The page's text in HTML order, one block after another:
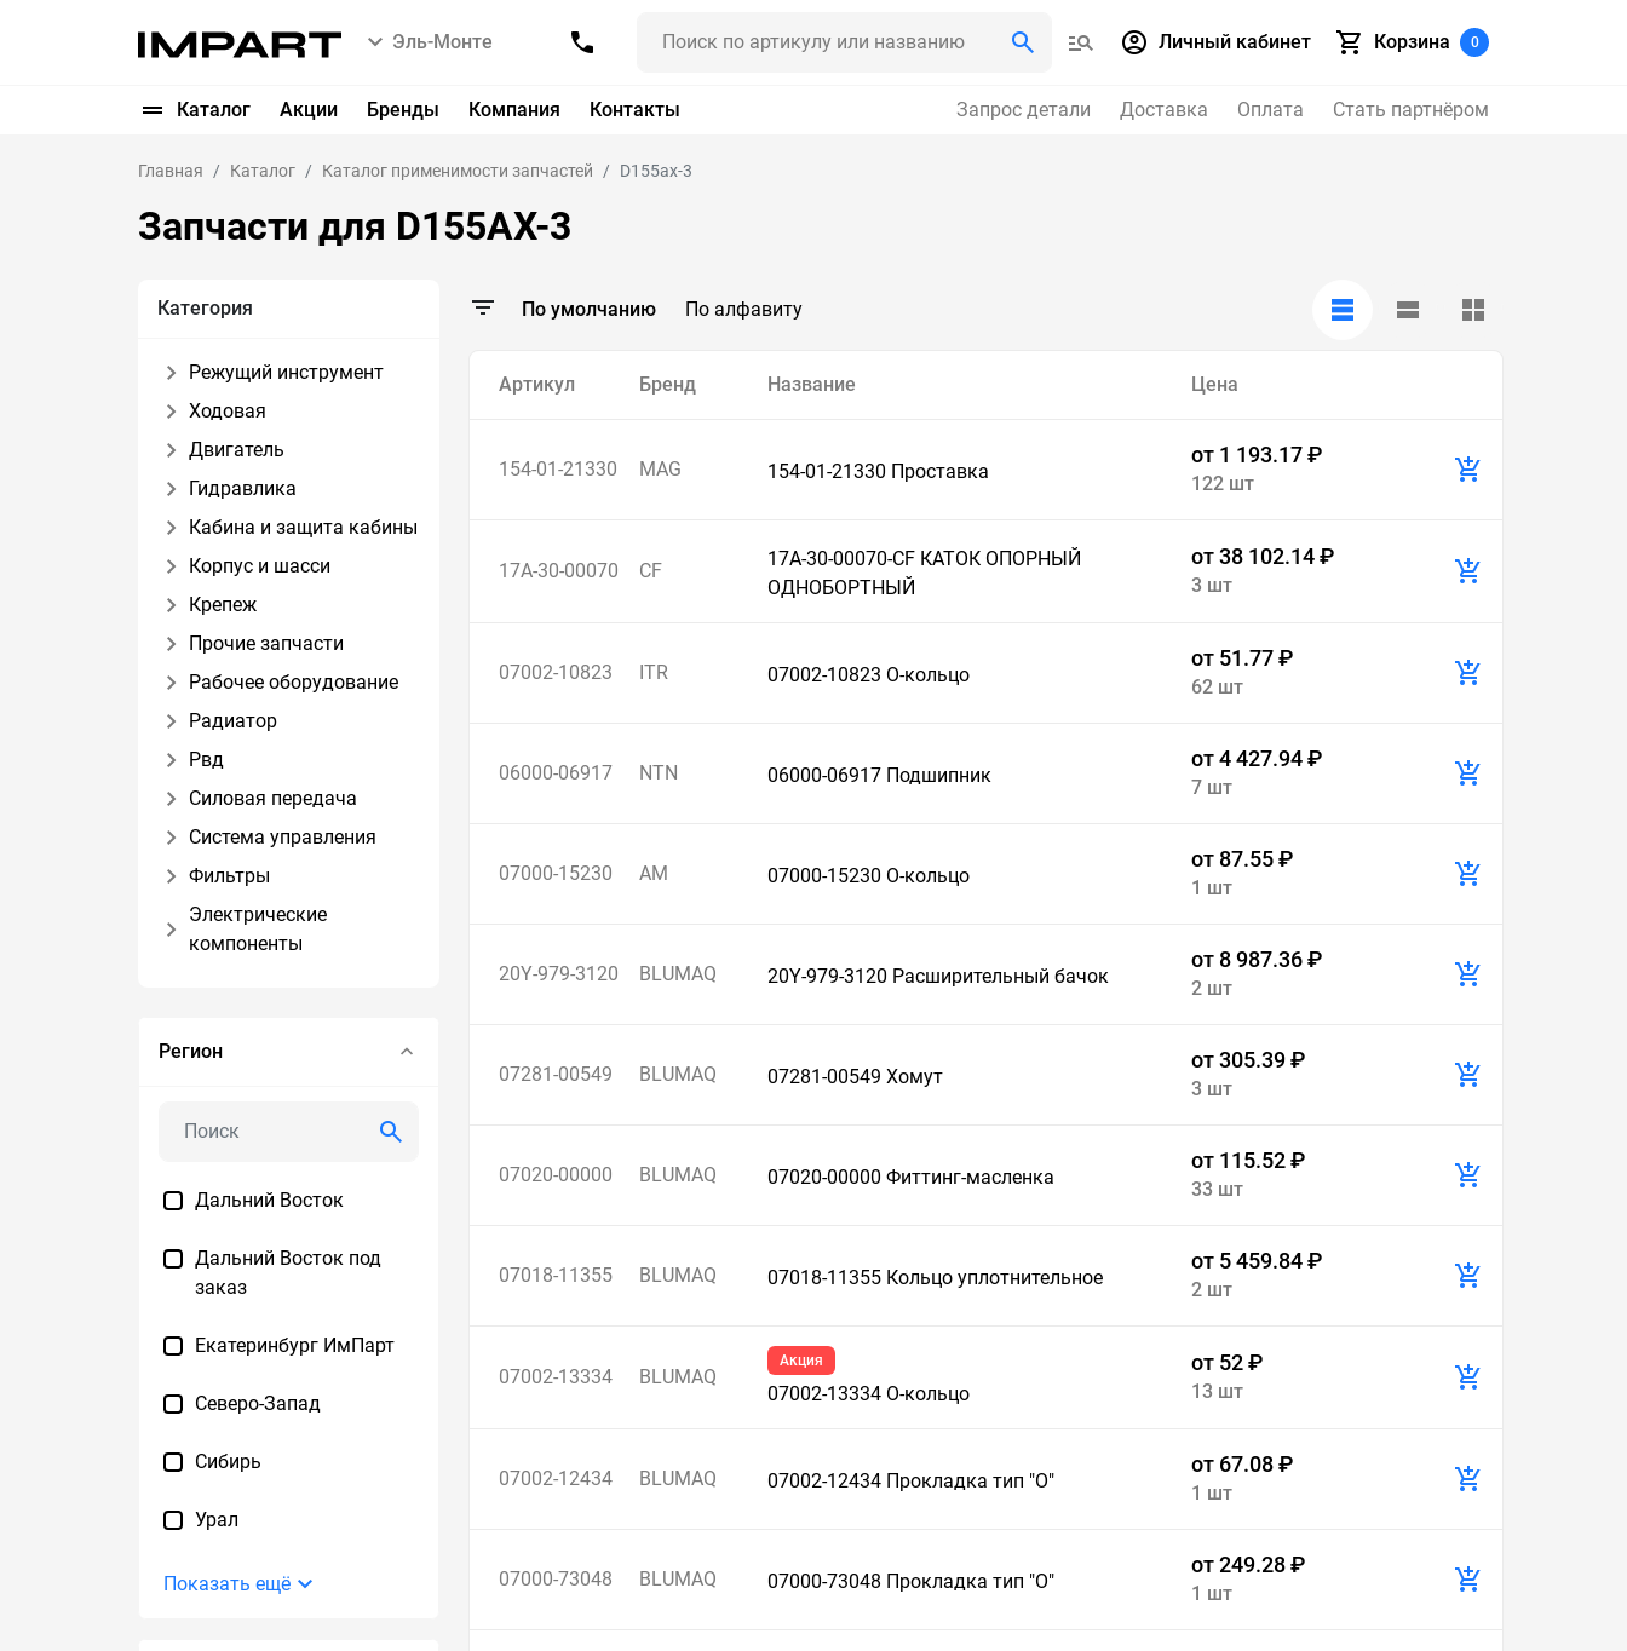
Эль-Монте Личный кабинет Корзина 0
Каталог Акции Бренды Компания Контакты Запрос детали Доставка Оплата Стать партнёром
Главная Каталог Каталог применимости запчастей D155ax-3
Запчасти для D155AX-3
Категория
Режущий инструмент
Ходовая
Двигатель
Гидравлика
Кабина и защита кабины
Корпус и шасси
Крепеж
Прочие запчасти
Рабочее оборудование
Радиатор
Рвд
Силовая передача
Система управления
Фильтры
Электрические
компоненты
Регион
Дальний Восток
Дальний Восток под
заказ
Екатеринбург ИмПарт
Северо-Запад
Сибирь
Урал
Показать ещё
По умолчанию По алфавиту
Артикул Бренд Название Цена
154-01-21330 MAG 154-01-21330 Проставка
от 1 193.17 ₽
122 шт
17A-30-00070 CF
17A-30-00070-CF КАТОК ОПОРНЫЙ
ОДНОБОРТНЫЙ
от 38 102.14 ₽
3 шт
07002-10823 ITR 07002-10823 О-кольцо
от 51.77 ₽
62 шт
06000-06917 NTN 06000-06917 Подшипник
от 4 427.94 ₽
7 шт
07000-15230 AM 07000-15230 О-кольцо
от 87.55 ₽
1 шт
20Y-979-3120 BLUMAQ 20Y-979-3120 Расширительный бачок
от 8 987.36 ₽
2 шт
07281-00549 BLUMAQ 07281-00549 Хомут
от 305.39 ₽
3 шт
07020-00000 BLUMAQ 07020-00000 Фиттинг-масленка
от 115.52 ₽
33 шт
07018-11355 BLUMAQ 07018-11355 Кольцо уплотнительное
от 5 459.84 ₽
2 шт
07002-13334 BLUMAQ
Акция
07002-13334 О-кольцо
от 52 ₽
13 шт
07002-12434 BLUMAQ 07002-12434 Прокладка тип "О"
от 67.08 ₽
1 шт
07000-73048 BLUMAQ 07000-73048 Прокладка тип "О"
от 249.28 ₽
1 шт